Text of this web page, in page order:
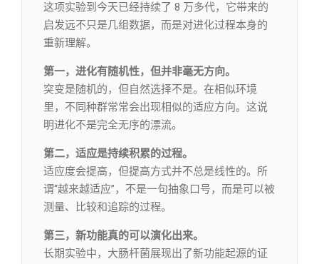
这项实验到今天已经持续了 8 万多代，它带来的
启发远不只是几组数据，而是对进化过程本身的
重新理解。
第一，进化有随机性，但并非毫无方向。
突变是随机的，但自然选择不是。在相似环境
里，不同种群常常会出现相似的适应方向。这说
明进化不是完全无序的漂流。
第二，适应是持续积累的过程。
适应度会提高，但提高方式并不总是线性的。所
谓“越来越适应”，不是一句抽象口号，而是可以被
测量、比较和追踪的过程。
第三，新功能真的可以演化出来。
长期实验中，大肠杆菌展现出了新功能起源的证